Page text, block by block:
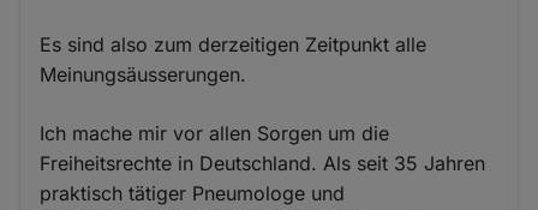
Es sind also zum derzeitigen Zeitpunkt alle
Meinungsäusserungen.
Ich mache mir vor allen Sorgen um die
Freiheitsrechte in Deutschland. Als seit 35 Jahren
praktisch tätiger Pneumologe und